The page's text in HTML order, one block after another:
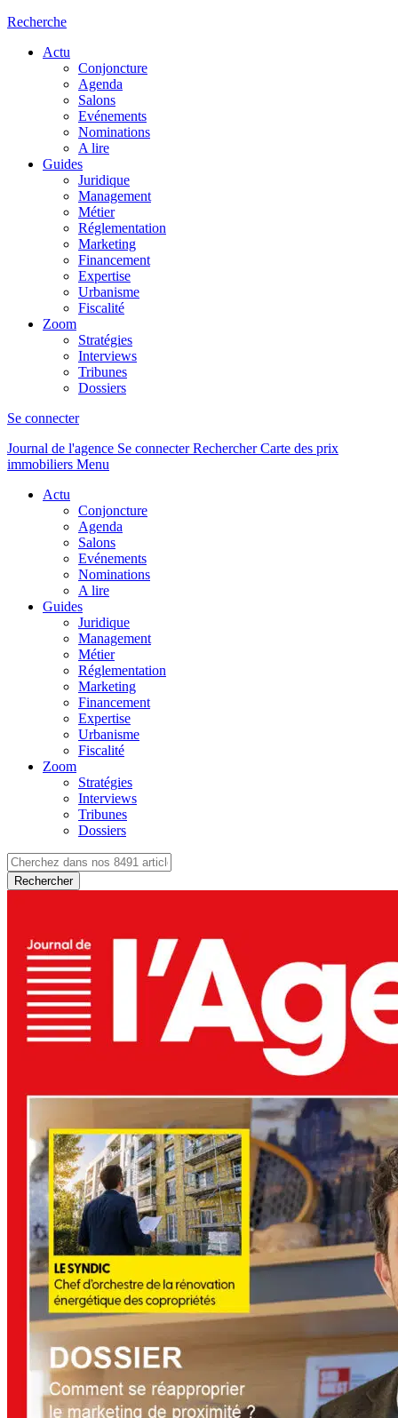
Recherche
Actu
Conjoncture
Agenda
Salons
Evénements
Nominations
A lire
Guides
Juridique
Management
Métier
Réglementation
Marketing
Financement
Expertise
Urbanisme
Fiscalité
Zoom
Stratégies
Interviews
Tribunes
Dossiers
Se connecter
Journal de l'agence Se connecterRechercher Carte des prix
immobiliers Menu
Actu
Conjoncture
Agenda
Salons
Evénements
Nominations
A lire
Guides
Juridique
Management
Métier
Réglementation
Marketing
Financement
Expertise
Urbanisme
Fiscalité
Zoom
Stratégies
Interviews
Tribunes
Dossiers
Rechercher